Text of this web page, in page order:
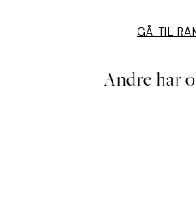
GÅ TIL
Andre har